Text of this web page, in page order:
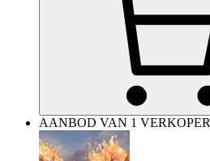
AANBOD VAN 1 VERKOPER